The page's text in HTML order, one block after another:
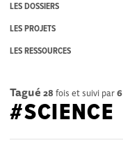
LES DOSSIERS
LES PROJETS
LES RESSOURCES
Tagué 28 fois et suivi par6
#SCIENCE